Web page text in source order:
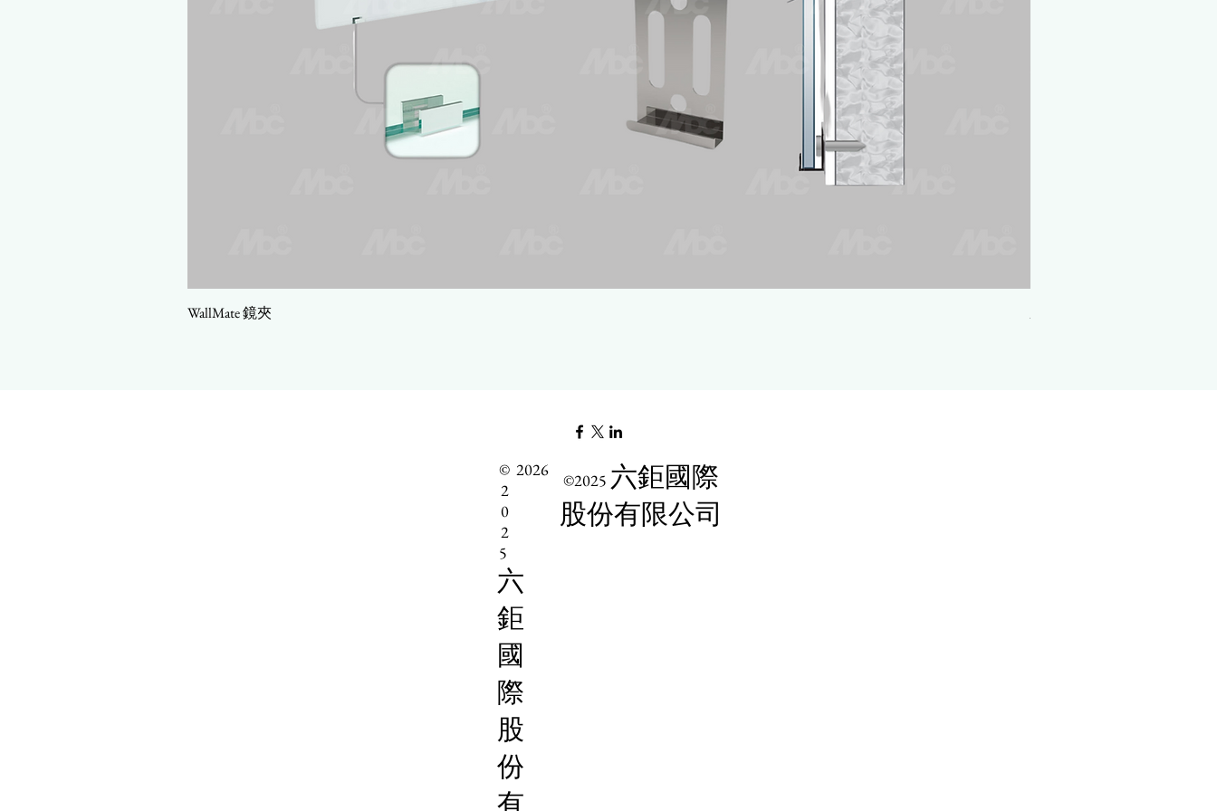
WallMate 鏡夾
©
2
0
2
5
六
鉅
國
際
股
份
有
2026
©2025 六鉅國際
股份有限公司